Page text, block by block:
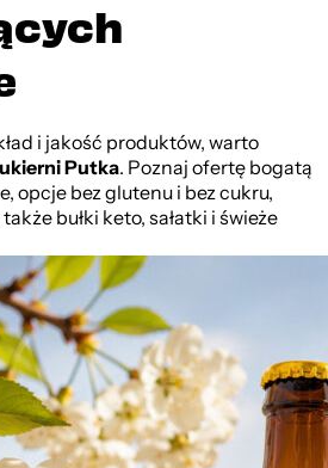
i jakość produktów, warto
Putka. Poznaj ofertę bogatą
opcje bez glutenu i bez cukru,
bułki keto, sałatki i świeże